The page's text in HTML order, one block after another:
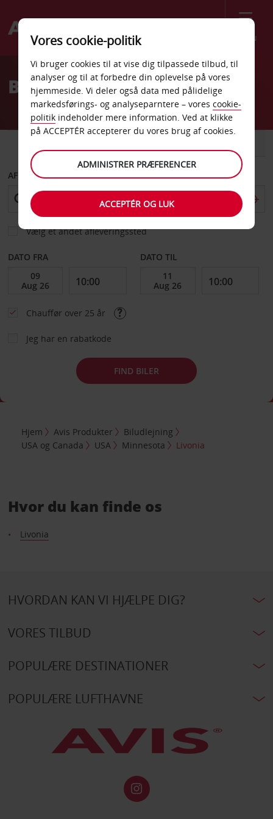
Menu
Welcome
AvisBilleje Livonia
AFHENT FRA
Vælg et andet afleveringssted
DATO FRA DATO TIL
Chauffør over 25 år
Jeg har en rabatkode
FIND BILER
Hjem Avis Produkter
Biludlejning
USA og Canada
USA Minnesota Livonia
Hvor du kan finde os
Livonia
HVORDAN KAN VI HJÆLPE DIG?
VORES TILBUD
POPULÆRE DESTINATIONER
POPULÆRE LUFTHAVNE
Vores cookie-politik
Vi bruger cookies til at vise dig tilpassede tilbud, til
analyser og til at forbedre din oplevelse på vores
hjemmeside. Vi deler også data med pålidelige
markedsførings- og analyseparntere – vores cookie-
politik indeholder mere information. Ved at klikke
på ACCEPTÉR accepterer du vores brug af cookies.
ADMINISTRER PRÆFERENCER
ACCEPTÉR OG LUK